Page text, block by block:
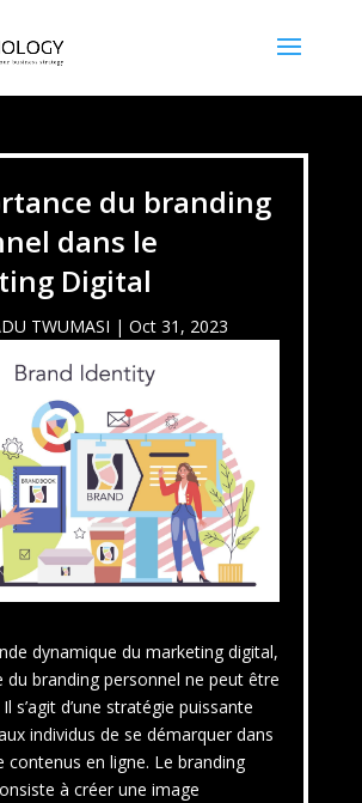
du branding
dans le
Digital
TWUMASI | Oct 31, 2023
dynamique du marketing digital,
du branding personnel ne peut être
s’agit d’une stratégie puissante
individus de se démarquer dans
contenus en ligne. Le branding
à créer une image